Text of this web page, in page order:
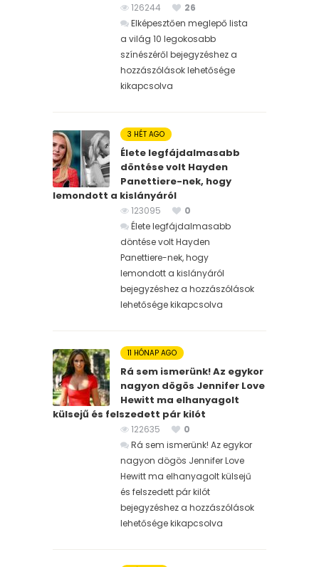
126244
26
Elképesztően meglepő lista
a világ 10 legokosabb
színészéről bejegyzéshez a
hozzászólások lehetősége
kikapcsolva
3 HÉT AGO
Élete legfájdalmasabb
döntése volt Hayden
Panettiere-nek, hogy
lemondott a kislányáról
123095
0
Élete legfájdalmasabb
döntése volt Hayden
Panettiere-nek, hogy
lemondott a kislányáról
bejegyzéshez a hozzászólások
lehetősége kikapcsolva
11 HÓNAP AGO
Rá sem ismerünk! Az egykor
nagyon dögös Jennifer Love
Hewitt ma elhanyagolt
külsejű és felszedett pár kilót
122635
0
Rá sem ismerünk! Az egykor
nagyon dögös Jennifer Love
Hewitt ma elhanyagolt külsejű
és felszedett pár kilót
bejegyzéshez a hozzászólások
lehetősége kikapcsolva